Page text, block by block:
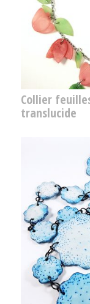
Collier
translucide